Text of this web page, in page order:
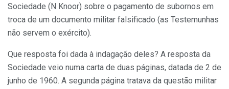
Sociedade (N Knoor) sobre o pagamento de subornos em
troca de um documento militar falsificado (as Testemunhas
não servem o exército).
Que resposta foi dada à indagação deles? A resposta da
Sociedade veio numa carta de duas páginas, datada de 2 de
junho de 1960. A segunda página tratava da questão militar